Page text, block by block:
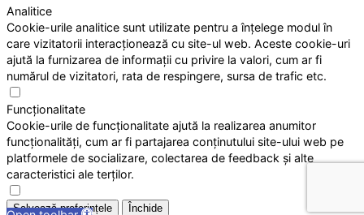
Analitice
Cookie-urile analitice sunt utilizate pentru a înțelege modul în
care vizitatorii interacționează cu site-ul web. Aceste cookie-uri
ajută la furnizarea de informații cu privire la valori, cum ar fi
numărul de vizitatori, rata de respingere, sursa de trafic etc.
Funcționalitate
Cookie-urile de funcționalitate ajută la realizarea anumitor
funcționalități, cum ar fi partajarea conținutului site-ului web pe
platformele de socializare, colectarea de feedback și alte
caracteristici ale terților.
Salvează preferințele Închide